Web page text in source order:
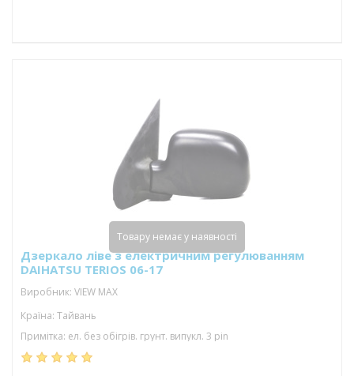
Дзеркало ліве з електричним регулюванням
DAIHATSU TERIOS 06-17
Виробник: VIEW MAX
Країна: Тайвань
Примітка: ел. без обігрів. грунт. випукл. 3 pin
Товару немає у наявності